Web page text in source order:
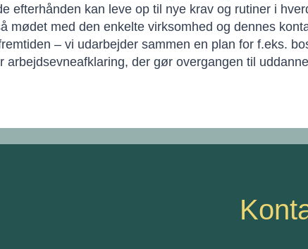
efterhånden kan leve op til nye krav og rutiner i
mødet med den enkelte virksomhed og dennes
– vi udarbejder sammen en plan for f.eks.
arbejdsevneafklaring, der gør overgangen til